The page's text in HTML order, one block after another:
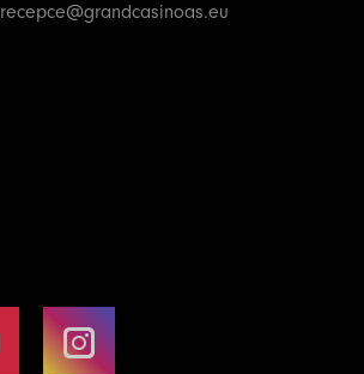
recepce@grandcasinoas.eu